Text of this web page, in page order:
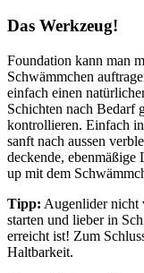
Das Werkzeug!
Foundation kann man
Schwämmchen
einfach einen
Schichten nach Bedarf
kontrollieren. Einfach
sanft nach aussen
deckende,
up mit dem
Tipp: Augenlider nicht
starten und lieber in
erreicht ist! Zum
Haltbarkeit.